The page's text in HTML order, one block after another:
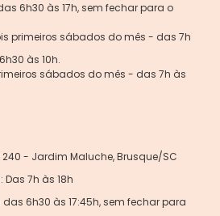
6h30 às 17h, sem fechar para o
primeiros sábados do mês - das 7h
às 10h.
sábados do mês - das 7h às
240 - Jardim Maluche, Brusque/SC
Das 7h às 18h
6h30 às 17:45h, sem fechar para